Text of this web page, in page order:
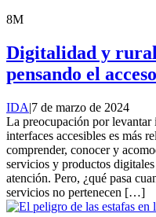
8M
Digitalidad y
pensando el
IDA|7 de marzo de 2024
La preocupación por
interfaces accesibles es más
comprender, conocer y
servicios y productos
atención. Pero, ¿qué pasa
servicios no pertenecen […]